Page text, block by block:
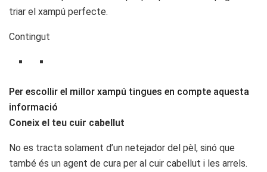
triar el xampú perfecte.
Contingut
Per escollir el millor xampú tingues en compte aquesta
informació
Coneix el teu cuir cabellut
No es tracta solament d’un netejador del pèl, sinó que
també és un agent de cura per al cuir cabellut i les arrels.